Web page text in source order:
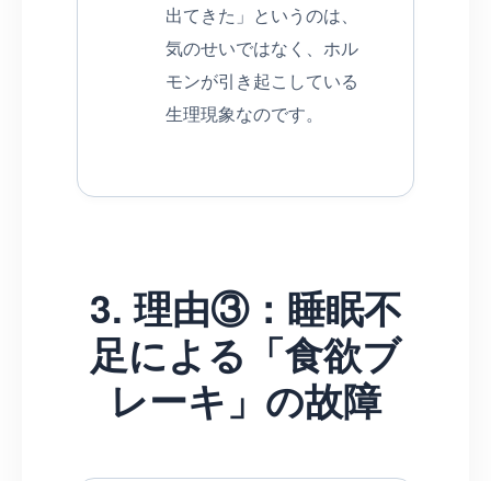
出てきた」というのは、
気のせいではなく、ホル
モンが引き起こしている
生理現象なのです。
3. 理由③：睡眠不
足による「食欲ブ
レーキ」の故障